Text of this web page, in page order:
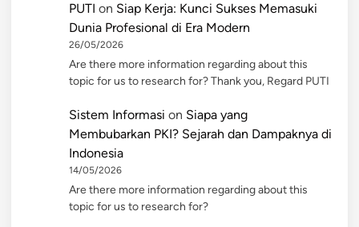
PUTI on Siap Kerja: Kunci Sukses Memasuki
Dunia Profesional di Era Modern
26/05/2026
Are there more information regarding about this
topic for us to research for? Thank you, Regard PUTI
Sistem Informasi on Siapa yang
Membubarkan PKI? Sejarah dan Dampaknya di
Indonesia
14/05/2026
Are there more information regarding about this
topic for us to research for?